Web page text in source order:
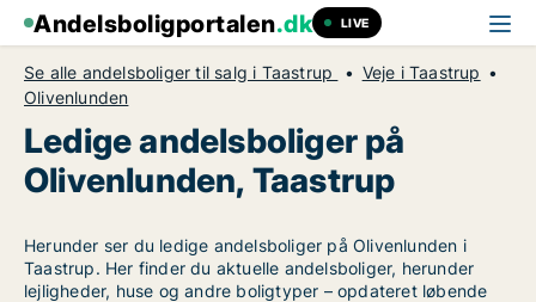
Andelsboligportalen.dk LIVE
Se alle andelsboliger til salg i Taastrup
Veje i Taastrup
Olivenlunden
Ledige andelsboliger på
Olivenlunden, Taastrup
Herunder ser du ledige andelsboliger på Olivenlunden i
Taastrup. Her finder du aktuelle andelsboliger, herunder
lejligheder, huse og andre boligtyper – opdateret løbende